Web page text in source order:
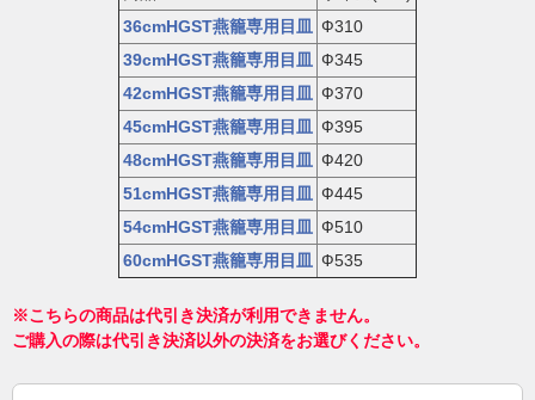
36cmHGST燕籠専用目皿 Ф310
39cmHGST燕籠専用目皿 Ф345
42cmHGST燕籠専用目皿 Ф370
45cmHGST燕籠専用目皿 Ф395
48cmHGST燕籠専用目皿 Ф420
51cmHGST燕籠専用目皿 Ф445
54cmHGST燕籠専用目皿 Ф510
60cmHGST燕籠専用目皿 Ф535
※こちらの商品は代引き決済が利用できません。
ご購入の際は代引き決済以外の決済をお選びください。